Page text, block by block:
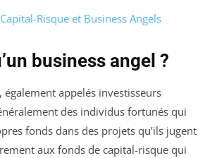
Risque et Business Angels
business angel ?
, également appelés investisseurs
des individus fortunés qui
fonds dans des projets qu’ils jugent
aux fonds de capital-risque qui